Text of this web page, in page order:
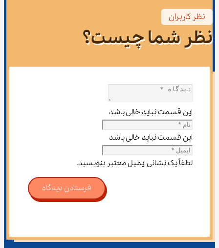
نظر کاربران
نظر شما چیست؟
این قسمت نباید خالی باشد
این قسمت نباید خالی باشد
لطفاً یک نشانی ایمیل معتبر بنویسید.
فرستادن دیدگاه